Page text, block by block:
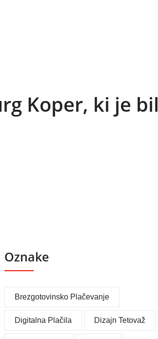
Koper, ki je bil
Oznake
Brezgotovinsko Plačevanje
Digitalna Plačila Dizajn Tetovaž